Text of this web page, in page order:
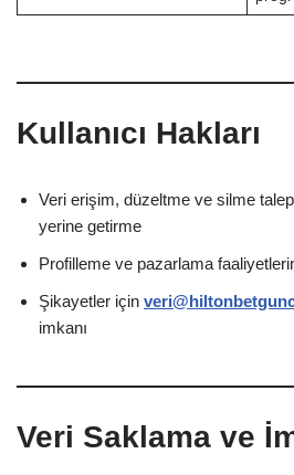
Kullanıcı Hakları
Veri erişim, düzeltme ve silme
yerine getirme
Profilleme ve pazarlama
Şikayetler için
imkanı
Veri Saklama ve